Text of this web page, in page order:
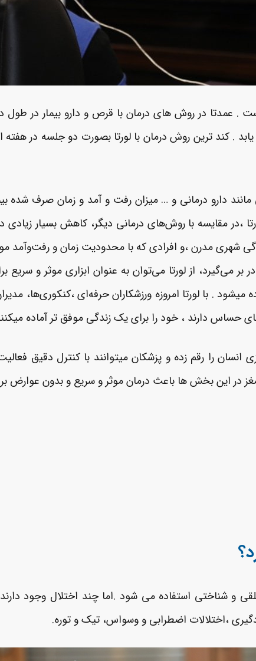
. عمدتا در روش های درمان با قرص و دارو بیمار در طول
دارو درمانی و … میزان رفت و آمد و زمان صرف شده
،در مقایسه با روش‌های درمانی دیگر، کاهش بسیار
شهری مدرن ،و افرادی که با محدودیت زمان و رفت‌وآمد
می‌گیرد، از لورتا می‌توان به عنوان ابزاری موثر و سریع
میشود . با لورتا امروزه ورزشکاران حرفه‌ای ،کنکوری‌ها،
دارند ، خود را برای یک زندگی موفق تر آماده میکنند
را رقم زده و پزشکان میتوانند با کنترل دقیق
در این بخش ها باعث درمان موثر و سریع و بدون عوارض
و شناختی استفاده می شود .اما چند اختلال وجود دارند
،اختلالات اضطرابی و وسواس، تیک و توره.